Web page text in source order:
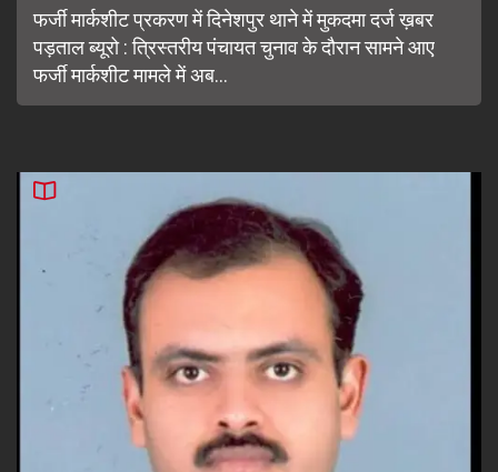
फर्जी मार्कशीट प्रकरण में दिनेशपुर थाने में मुकदमा दर्ज ख़बर
पड़ताल ब्यूरो : त्रिस्तरीय पंचायत चुनाव के दौरान सामने आए
फर्जी मार्कशीट मामले में अब...